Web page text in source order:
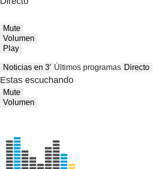
Mute
Volumen
Play
Noticias en 3′ Últimos programas Directo
Estas escuchando
Mute
Volumen